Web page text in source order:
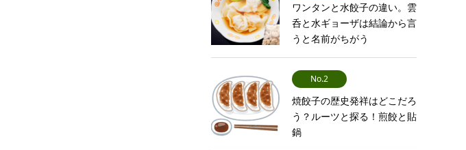
ワンタンと水餃子の違い。雲
呑と水ギョーザは結論から言
うと名前がちがう
No.2
焼餃子の歴史発祥はどこだろ
う？ルーツと探る！煎餃と貼
鍋